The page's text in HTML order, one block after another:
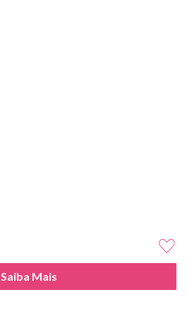
Saiba Mais